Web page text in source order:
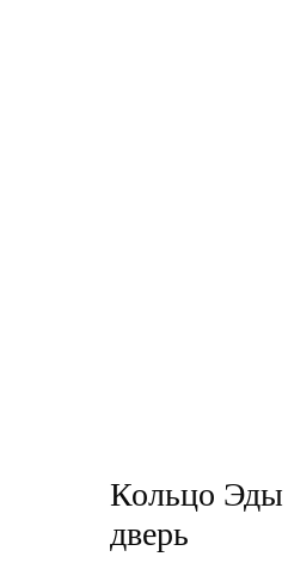
Кольцо
дверь